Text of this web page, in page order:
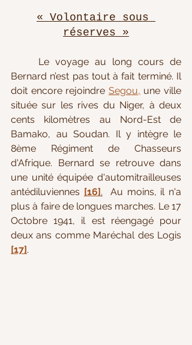
« Volontaire sous
réserves »
Le voyage au long cours de
Bernard n’est pas tout à fait terminé. Il
doit encore rejoindre Segou, une ville
située sur les rives du Niger, à deux
cents kilomètres au Nord-Est de
Bamako, au Soudan. Il y intègre le
8ème Régiment de Chasseurs
d'Afrique. Bernard se retrouve dans
une unité équipée d'automitrailleuses
antédiluviennes [16].
  Au moins, il n'a
plus à faire de longues marches. Le 17
Octobre 1941, il est réengagé pour
[17].